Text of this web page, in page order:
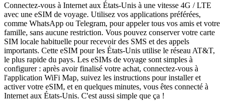
Connectez-vous à Internet aux États-Unis à une vitesse 4G / LTE
avec une eSIM de voyage. Utilisez vos applications préférées,
comme WhatsApp ou Telegram, pour appeler tous vos amis et votre
famille, sans aucune restriction. Vous pouvez conserver votre carte
SIM locale habituelle pour recevoir des SMS et des appels
importants. Cette eSIM pour les États-Unis utilise le réseau AT&T,
le plus rapide du pays. Les eSIMs de voyage sont simples à
configurer : après avoir finalisé votre achat, connectez-vous à
l'application WiFi Map, suivez les instructions pour installer et
activer votre eSIM, et en quelques minutes, vous êtes connecté à
Internet aux États-Unis. C'est aussi simple que ça !